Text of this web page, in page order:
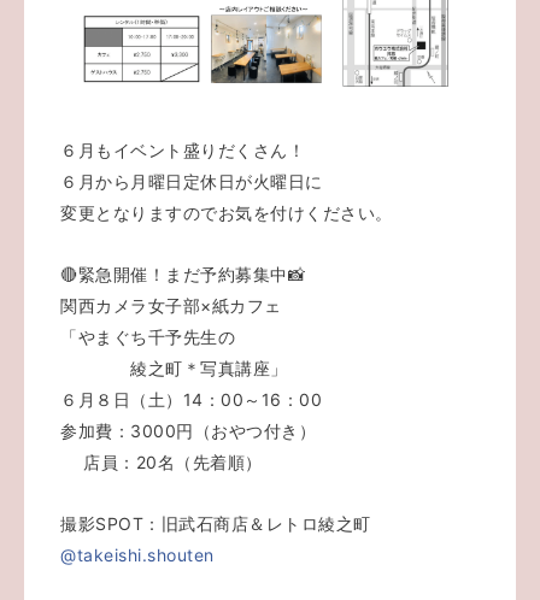
６月もイベント盛りだくさん！
６月から月曜日定休日が火曜日に
変更となりますのでお気を付けください。
🔴緊急開催！まだ予約募集中📸
関西カメラ女子部×紙カフェ
「やまぐち千予先生の
綾之町＊写真講座」
６月８日（土）14：00～16：00
参加費：3000円（おやつ付き）
店員：20名（先着順）
撮影SPOT：旧武石商店＆レトロ綾之町
@takeishi.shouten